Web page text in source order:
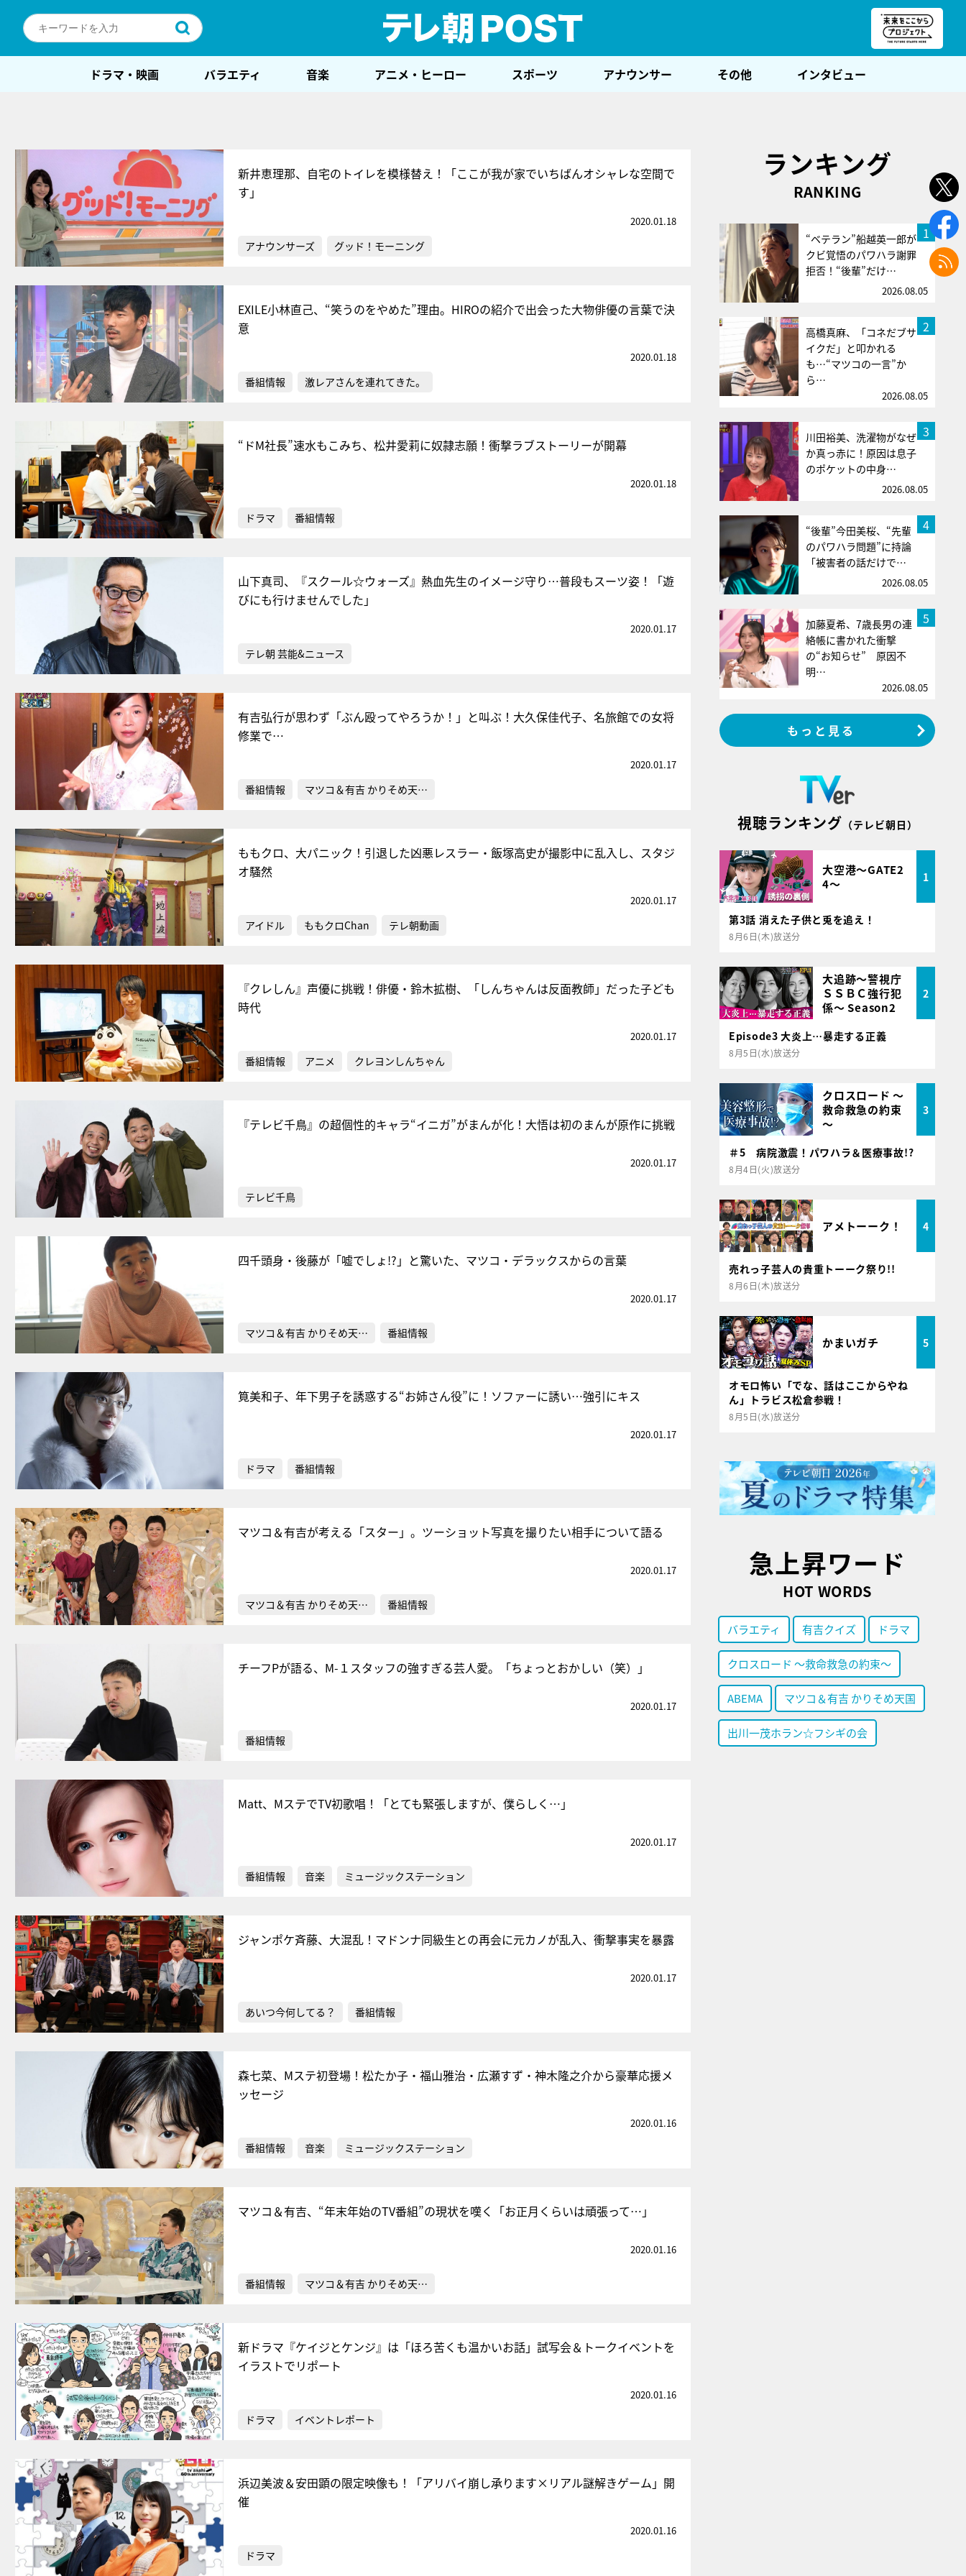
ドラマ・映画 バラエティ 音楽 アニメ・ヒーロー スポーツ アナウンサー その他 インタビュー
新井恵理那、自宅のトイレを模様替え！「ここが我が家でいちばんオシャレな空間で
す」
2020.01.18
アナウンサーズ グッド！モーニング
EXILE小林直己、“笑うのをやめた”理由。HIROの紹介で出会った大物俳優の言葉で決
意
2020.01.18
番組情報 激レアさんを連れてきた。
“ドM社長”速水もこみち、松井愛莉に奴隷志願！衝撃ラブストーリーが開幕
2020.01.18
ドラマ 番組情報
山下真司、『スクール☆ウォーズ』熱血先生のイメージ守り…普段もスーツ姿！「遊
びにも行けませんでした」
2020.01.17
テレ朝 芸能&ニュース
有吉弘行が思わず「ぶん殴ってやろうか！」と叫ぶ！大久保佳代子、名旅館での女将
修業で…
2020.01.17
番組情報 マツコ＆有吉 かりそめ天…
ももクロ、大パニック！引退した凶悪レスラー・飯塚高史が撮影中に乱入し、スタジ
オ騒然
2020.01.17
アイドル ももクロChan テレ朝動画
『クレしん』声優に挑戦！俳優・鈴木拡樹、「しんちゃんは反面教師」だった子ども
時代
2020.01.17
番組情報 アニメ クレヨンしんちゃん
『テレビ千鳥』の超個性的キャラ“イニガ”がまんが化！大悟は初のまんが原作に挑戦
2020.01.17
テレビ千鳥
四千頭身・後藤が「嘘でしょ!?」と驚いた、マツコ・デラックスからの言葉
2020.01.17
マツコ＆有吉 かりそめ天… 番組情報
筧美和子、年下男子を誘惑する“お姉さん役”に！ソファーに誘い…強引にキス
2020.01.17
ドラマ 番組情報
マツコ＆有吉が考える「スター」。ツーショット写真を撮りたい相手について語る
2020.01.17
マツコ＆有吉 かりそめ天… 番組情報
チーフPが語る、M-１スタッフの強すぎる芸人愛。「ちょっとおかしい（笑）」
2020.01.17
番組情報
Matt、MステでTV初歌唱！「とても緊張しますが、僕らしく…」
2020.01.17
番組情報 音楽 ミュージックステーション
ジャンポケ斉藤、大混乱！マドンナ同級生との再会に元カノが乱入、衝撃事実を暴露
2020.01.17
あいつ今何してる？ 番組情報
森七菜、Mステ初登場！松たか子・福山雅治・広瀬すず・神木隆之介から豪華応援メ
ッセージ
2020.01.16
番組情報 音楽 ミュージックステーション
マツコ＆有吉、“年末年始のTV番組”の現状を嘆く「お正月くらいは頑張って…」
2020.01.16
番組情報 マツコ＆有吉 かりそめ天…
新ドラマ『ケイジとケンジ』は「ほろ苦くも温かいお話」試写会＆トークイベントを
イラストでリポート
2020.01.16
ドラマ イベントレポート
浜辺美波＆安田顕の限定映像も！「アリバイ崩し承ります×リアル謎解きゲーム」開
催
2020.01.16
ドラマ
ランキング
RANKING
1
“ベテラン”船越英一郎が
クビ覚悟のパワハラ謝罪
拒否！“後輩”だけ…
2026.08.05
2
高橋真麻、「コネだブサ
イクだ」と叩かれる
も…“マツコの一言”か
ら…
2026.08.05
3
川田裕美、洗濯物がなぜ
か真っ赤に！原因は息子
のポケットの中身…
2026.08.05
4
“後輩”今田美桜、“先輩
のパワハラ問題”に持論
「被害者の話だけで…
2026.08.05
5
加藤夏希、7歳長男の連
絡帳に書かれた衝撃
の“お知らせ” 原因不
明…
2026.08.05
もっと見る
視聴ランキング （テレビ朝日）
大空港～GATE2
4～
1
第3話 消えた子供と兎を追え！
8月6日(木)放送分
大追跡～警視庁
ＳＳＢＣ強行犯
係～ Season2
2
Episode3 大炎上…暴走する正義
8月5日(水)放送分
クロスロード ～
救命救急の約束
～
3
＃5 病院激震！パワハラ＆医療事故!?
8月4日(火)放送分
アメトーーク！ 4
売れっ子芸人の貴重トーーク祭り!!
8月6日(木)放送分
かまいガチ 5
オモロ怖い「でな、話はここからやね
ん」トラビス松倉参戦！
8月5日(水)放送分
急上昇ワード
HOT WORDS
バラエティ 有吉クイズ ドラマ
クロスロード ～救命救急の約束～
ABEMA マツコ＆有吉 かりそめ天国
出川一茂ホラン☆フシギの会